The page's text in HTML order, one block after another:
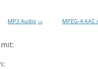
MP3 Audio 0 B MPEG-4 AAC